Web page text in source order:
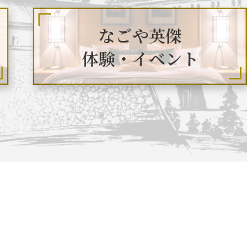
名古屋＜秀長＞観光モデルコース
秀吉功路
信長攻路
なごや英傑
体験・イベント